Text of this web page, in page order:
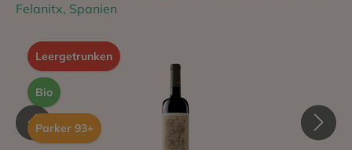
Felanitx, Spanien
Leergetrunken
Bio
Parker 93+